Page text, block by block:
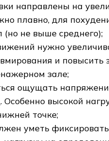
направлены на
плавно, для
не выше среднего);
нужно
и повысить
зале;
ощущать
высокой
точке;
уметь